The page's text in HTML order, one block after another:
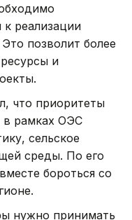
реализации
позволит более
и
что приоритеты
в рамках ОЭС
сельское
среды. По его
бороться со
нужно принимать